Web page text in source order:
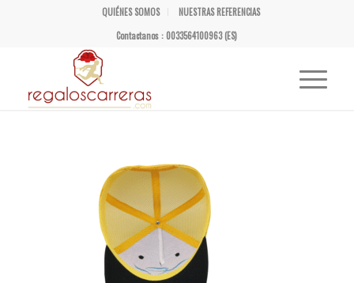
QUIÉNES SOMOS
NUESTRAS REFERENCIAS
Contactanos : 0033564100963 (ES)